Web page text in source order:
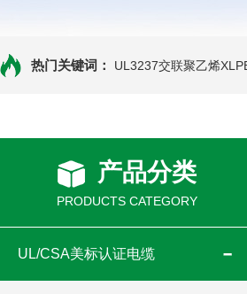
热门关键词： UL3237交联聚乙烯
产品分类
PRODUCTS CATEGORY
UL/CSA美标认证电缆